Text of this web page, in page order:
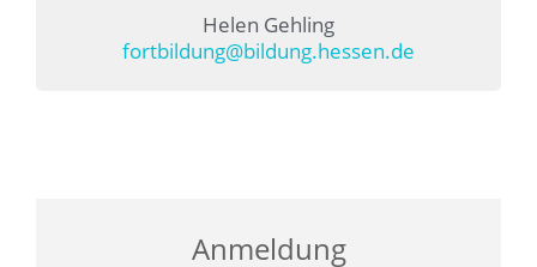
Helen Gehling
fortbildung@bildung.hessen.de
Anmeldung